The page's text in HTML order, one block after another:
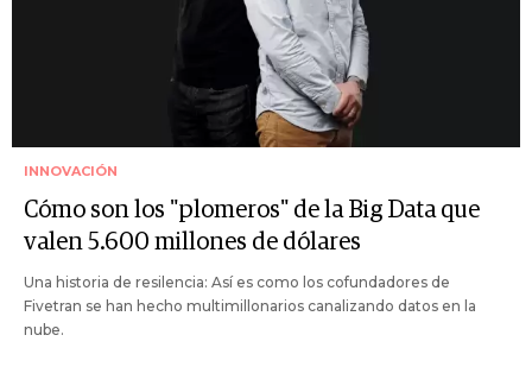
INNOVACIÓN
Cómo son los "plomeros" de la Big Data que
valen 5.600 millones de dólares
Una historia de resilencia: Así es como los cofundadores de
Fivetran se han hecho multimillonarios canalizando datos en la
nube.